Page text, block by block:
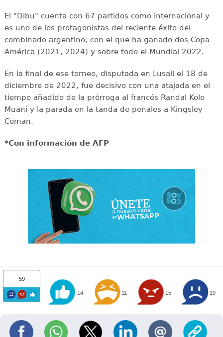
El "Dibu" cuenta con 67 partidos como internacional y
es uno de los protagonistas del reciente éxito del
combinado argentino, con el que ha ganado dos Copa
América (2021, 2024) y sobre todo el Mundial 2022.
En la final de ese torneo, disputada en Lusail el 18 de
diciembre de 2022, fue decisivo con una atajada en el
tiempo añadido de la prórroga al francés Randal Kolo
Muani y la parada en la tanda de penales a Kingsley
Coman.
*Con información de AFP
59
14 11 15 19